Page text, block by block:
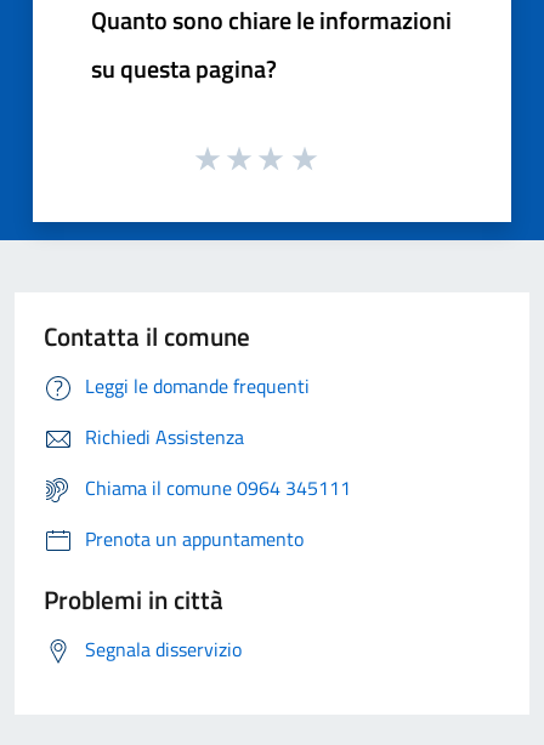
Quanto sono chiare le informazioni
su questa pagina?
Contatta il comune
Leggi le domande frequenti
Richiedi Assistenza
Chiama il comune 0964 345111
Prenota un appuntamento
Problemi in città
Segnala disservizio